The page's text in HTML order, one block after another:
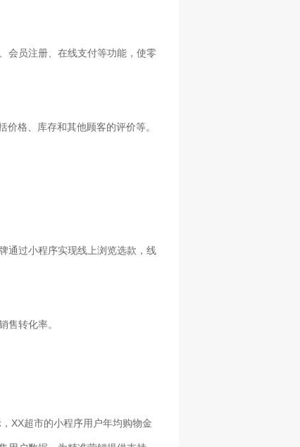
会员注册、在线支付等功能，使零
格、库存和其他顾客的评价等。
通过小程序实现线上浏览选款，线
售转化率。
XX超市的小程序用户年均购物金